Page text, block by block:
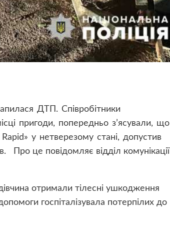
ДТП. Співробітники
пригоди, попередньо з’ясували, що
у нетверезому стані, допустив
Про це повідомляє відділ комунікації
отримали тілесні ушкодження
госпіталізувала потерпілих до